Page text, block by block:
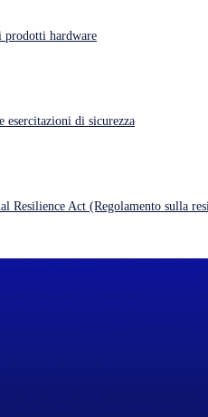
immediata
prodotti hardware
esercitazioni di sicurezza
Resilience Act (Regolamento sulla